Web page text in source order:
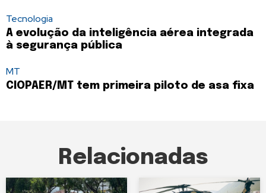
Tecnologia
A evolução da inteligência aérea integrada
à segurança pública
MT
CIOPAER/MT tem primeira piloto de asa fixa
Relacionadas